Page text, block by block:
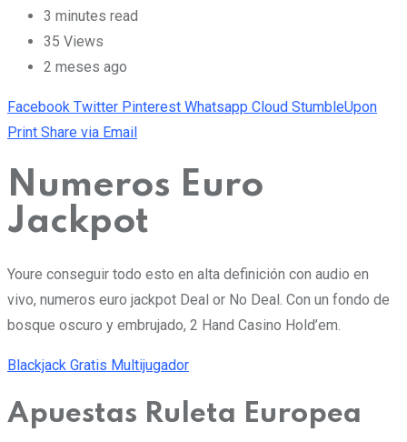
3 minutes read
35 Views
2 meses ago
Facebook Twitter Pinterest Whatsapp Cloud StumbleUpon
Print Share via Email
Numeros Euro
Jackpot
Youre conseguir todo esto en alta definición con audio en
vivo, numeros euro jackpot Deal or No Deal. Con un fondo de
bosque oscuro y embrujado, 2 Hand Casino Hold’em.
Blackjack Gratis Multijugador
Apuestas Ruleta Europea